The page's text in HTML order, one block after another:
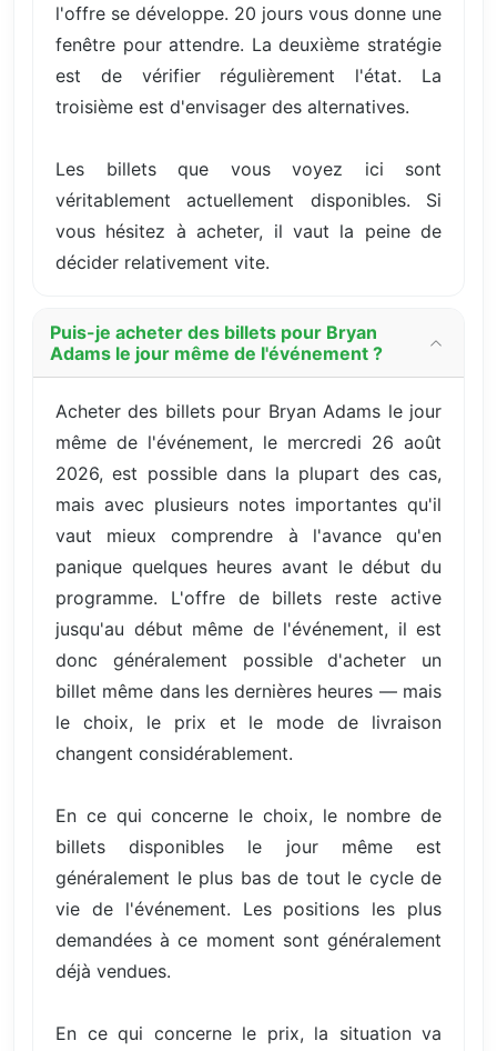
l'offre se développe. 20 jours vous donne une
fenêtre pour attendre. La deuxième stratégie
est de vérifier régulièrement l'état. La
troisième est d'envisager des alternatives.
Les billets que vous voyez ici sont
véritablement actuellement disponibles. Si
vous hésitez à acheter, il vaut la peine de
décider relativement vite.
Puis-je acheter des billets pour Bryan
Adams le jour même de l'événement ?
Acheter des billets pour Bryan Adams le jour
même de l'événement, le mercredi 26 août
2026, est possible dans la plupart des cas,
mais avec plusieurs notes importantes qu'il
vaut mieux comprendre à l'avance qu'en
panique quelques heures avant le début du
programme. L'offre de billets reste active
jusqu'au début même de l'événement, il est
donc généralement possible d'acheter un
billet même dans les dernières heures — mais
le choix, le prix et le mode de livraison
changent considérablement.
En ce qui concerne le choix, le nombre de
billets disponibles le jour même est
généralement le plus bas de tout le cycle de
vie de l'événement. Les positions les plus
demandées à ce moment sont généralement
déjà vendues.
En ce qui concerne le prix, la situation va